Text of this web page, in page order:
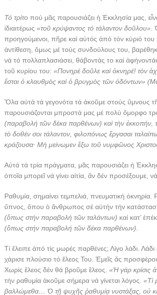
Τό τρίτοπού μᾶς παρουσιάζει ἡ Ἐκκλησία μας,
ἰδιαιτέρως «τοῦ κρύψαντος τό τάλαντον δοῦλου».
προηγούμενοι, πῆρε καί αὐτός ἀπό τόν κύριό του
ἀντίθεση, ὅμως μέ τούς συνδούλους του,
νά τό πολλαπλασιάσει, θάβοντάς το καί
τοῦ κυρίου του: «Πονηρὲ δοῦλε καὶ ὀκνηρέ! τὸν
ἔσται ὁ κλαυθμὸς καὶ ὁ βρυγμὸς τῶν ὀδόντων»
Ὅλα αὐτά τά γεγονότα τά ἀκοῦμε στούς ὕμνους
παρουσιάζονται μπροστά μας μέ πολύ ὄμορφο
(παραβολή τῶν δέκα παρθένων) καὶ τὴν ἐκκοπήν,
τὸ δοθέν σοι τάλαντον, φιλοπόνως ἔργασαι
κράζουσα· Μὴ μείνωμεν ἔξω τοῦ νυμφῶνος
Αὐτά τά τρία πράγματα, μᾶς παρουσιάζει ἡ
ὁποῖα μπορεῖ νά γίνει αἰτία, ἄν δέν
Ραθυμία, σημαίνει τεμπελιά, πνευματική
ὕπνος, ὅπου ὁ ἄνθρωπος σέ αὐτήν τήν
(ὅπως στήν παραβολή τῶν ταλάντων) καί κατ’
(ὅπως στήν παραβολή τῶν δέκα παρθένων).
Τί ἔλειπε ἀπό τίς μωρές παρθένες; Λίγο λάδι.
χάρισε πλούσιο τό ἔλεος Του. Ἐμεῖς ἄς
Χωρίς ἔλεος δέν θά βροῦμε ἔλεος. «Ἡ γάρ κρίσις
τήν ραθυμία ἀκοῦμε σήμερα νά γίνεται λόγος. «Τὶ
βαλλώμεθα… Ὁ τῇ ψυχῆς ῥαθυμίᾳ νυστάξας, οὐ